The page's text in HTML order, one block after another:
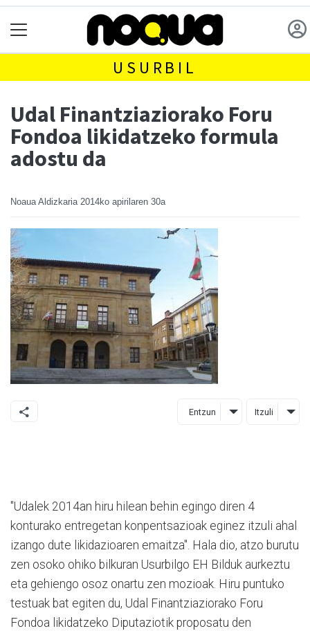
USURBIL
Udal Finantziaziorako Foru
Fondoa likidatzeko formula
adostu da
Noaua Aldizkaria 2014ko apirilaren 30a
Entzun Itzuli
"Udalek 2014an hiru hilean behin egingo diren 4
konturako entregetan konpentsazioak eginez itzuli ahal
izango dute likidazioaren emaitza". Hala dio, atzo burutu
zen osoko ohiko bilkuran Usurbilgo EH Bilduk aurkeztu
eta gehiengo osoz onartu zen mozioak. Hiru puntuko
testuak bat egiten du, Udal Finantziaziorako Foru
Fondoa likidatzeko Diputaziotik proposatu den